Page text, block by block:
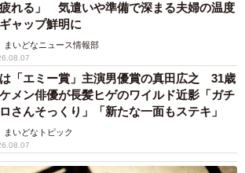
れる」 気遣いや準備で深まる夫婦の温度
ャップ鮮明に
まいどなニュース情報部
「エミー賞」主演男優賞の真田広之 31歳
メン俳優が長髪ヒゲのワイルド近影「ガチ
さんそっくり」「新たな一面もステキ」
まいどなトピック